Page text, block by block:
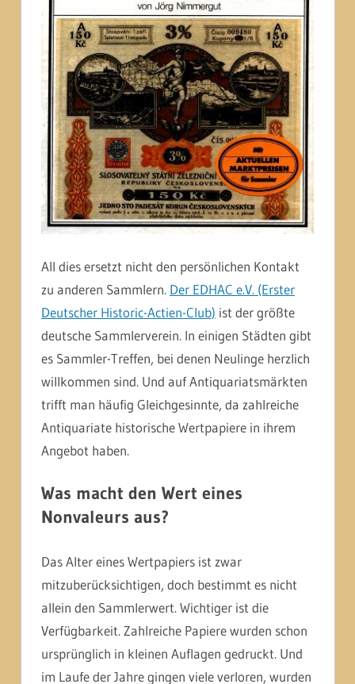
All dies ersetzt nicht den persönlichen Kontakt
zu anderen Sammlern. Der EDHAC e.V. (Erster
Deutscher Historic-Actien-Club) ist der größte
deutsche Sammlerverein. In einigen Städten gibt
es Sammler-Treffen, bei denen Neulinge herzlich
willkommen sind. Und auf Antiquariatsmärkten
trifft man häufig Gleichgesinnte, da zahlreiche
Antiquariate historische Wertpapiere in ihrem
Angebot haben.
Was macht den Wert eines
Nonvaleurs aus?
Das Alter eines Wertpapiers ist zwar
mitzuberücksichtigen, doch bestimmt es nicht
allein den Sammlerwert. Wichtiger ist die
Verfügbarkeit. Zahlreiche Papiere wurden schon
ursprünglich in kleinen Auflagen gedruckt. Und
im Laufe der Jahre gingen viele verloren, wurden